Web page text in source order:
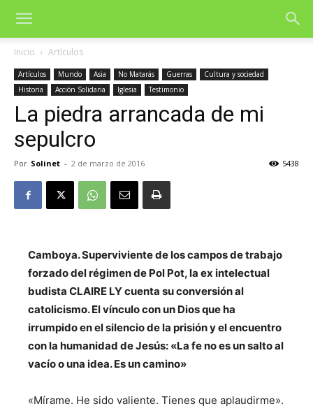
Inicio Artículos
Artículos Mundo Asia No Matarás Guerras
Cultura y sociedad
Historia
Acción Solidaria Iglesia Testimonio
La piedra arrancada de mi
sepulcro
Por Solinet - 2 de marzo de 2016 5438
Camboya. Superviviente de los campos de trabajo
forzado del régimen de Pol Pot, la ex intelectual
budista CLAIRE LY cuenta su conversión al
catolicismo. El vínculo con un Dios que ha
irrumpido en el silencio de la prisión y el encuentro
con la humanidad de Jesús: «La fe no es un salto al
vacío o una idea. Es un camino»
«Mírame. He sido valiente. Tienes que aplaudirme».